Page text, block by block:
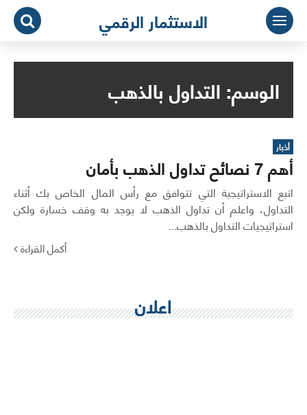
التجاوز
المحتوى
الاستثمار الرقمي
الوسم:التداول بالذهب
أخبار
أهم 7 نصائح تداول الذهب بأمان
اتبع الاستراتيجية التي تتوافق مع رأس المال الخاص بك أثناء
التداول، واعلم أن تداول الذهب لا يوجد به وقف خسارة ولكن
استراتيجيات التداول بالذهب...
أكمل القراءة
اعلان